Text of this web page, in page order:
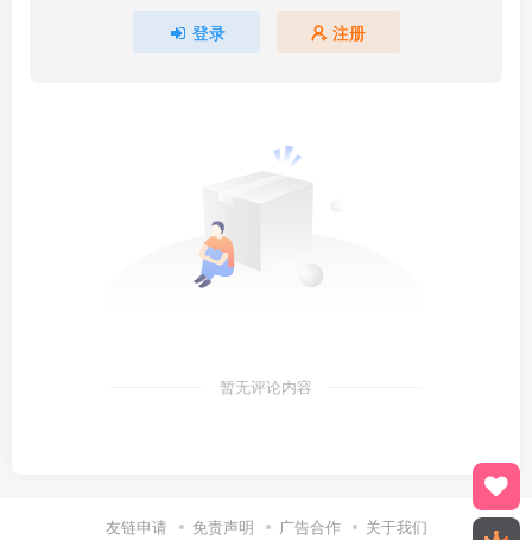
登录 注册
暂无评论内容
友链申请 免责声明 广告合作 关于我们